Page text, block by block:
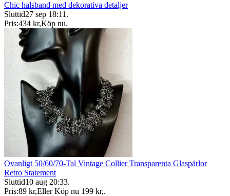
Chic halsband med dekorativa detaljer
Sluttid27 sep 18:11 .
Pris:434 kr,Köp nu.
Ovanligt 50/60/70-Tal Vintage Collier Transparenta Glaspärlor
Retro Statement
Sluttid10 aug 20:33.
Pris:89 kr,Eller Köp nu 199 kr,.